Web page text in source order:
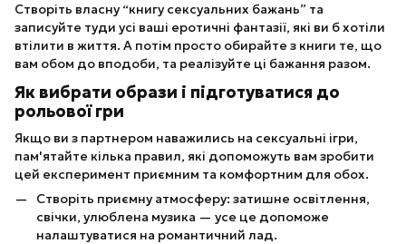
Створіть власну “книгу сексуальних бажань” та
записуйте туди усі ваші еротичні фантазії, які ви б хотіли
втілити в життя. А потім просто обирайте з книги те, що
вам обом до вподоби, та реалізуйте ці бажання разом.
Як вибрати образи і підготуватися до
рольової гри
Якщо ви з партнером наважились на сексуальні ігри,
пам'ятайте кілька правил, які допоможуть вам зробити
цей експеримент приємним та комфортним для обох.
Створіть приємну атмосферу: затишне освітлення,
свічки, улюблена музика — усе це допоможе
налаштуватися на романтичний лад.